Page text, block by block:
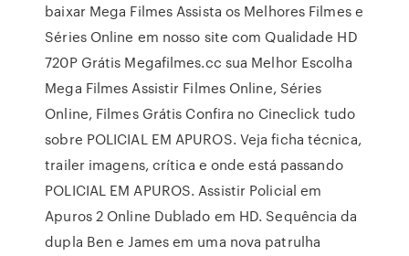
baixar Mega Filmes Assista os Melhores Filmes e
Séries Online em nosso site com Qualidade HD
720P Grátis Megafilmes.cc sua Melhor Escolha
Mega Filmes Assistir Filmes Online, Séries
Online, Filmes Grátis Confira no Cineclick tudo
sobre POLICIAL EM APUROS. Veja ficha técnica,
trailer imagens, crítica e onde está passando
POLICIAL EM APUROS. Assistir Policial em
Apuros 2 Online Dublado em HD. Sequência da
dupla Ben e James em uma nova patrulha